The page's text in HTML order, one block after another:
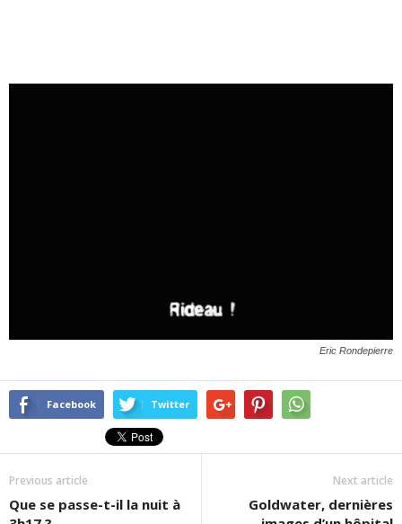
Eric Rondepierre
Facebook Twitter
Previous article
Que se passe-t-il la nuit à
Next article
Goldwater, dernières